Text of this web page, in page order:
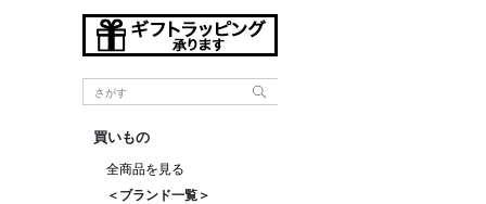
買いもの
全商品を見る
＜ブランド一覧＞